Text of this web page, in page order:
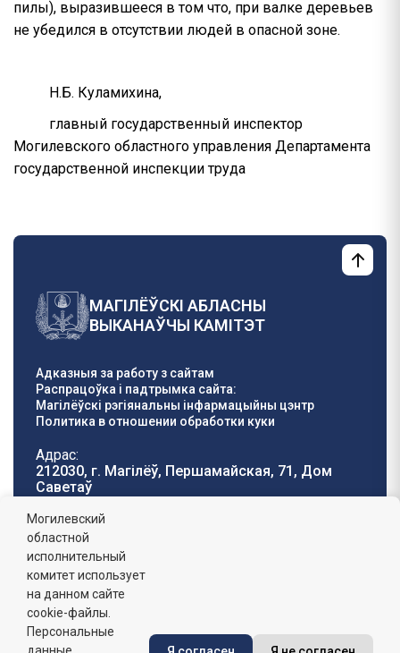
пилы), выразившееся в том что, при валке деревьев
не убедился в отсутствии людей в опасной зоне.
Н.Б. Куламихина,
главный государственный инспектор
Могилевского областного управления Департамента
государственной инспекции труда
МАГІЛЁЎСКІ АБЛАСНЫ
ВЫКАНАЎЧЫ КАМІТЭТ
Адказныя за работу з сайтам
Распрацоўка і падтрымка сайта:
Магілёўскі рэгіянальны інфармацыйны цэнтр
Политика в отношении обработки куки
Адрас:
212030, г. Магілёў, Першамайская, 71, Дом
Саветаў
Тэлефон гарачай
лініі:
8 (0222) 71-32-55
Графік работы:
пн-пт: 8.00 - 17.00, сб-н: выхадны,
абедзенны перапынак: 13:00 - 14:00
Могилевский
областной
исполнительный
комитет использует
на данном сайте
cookie-файлы.
Персональные